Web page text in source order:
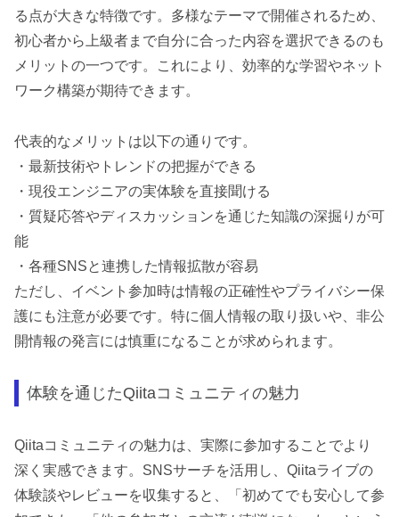
る点が大きな特徴です。多様なテーマで開催されるため、
初心者から上級者まで自分に合った内容を選択できるのも
メリットの一つです。これにより、効率的な学習やネット
ワーク構築が期待できます。
代表的なメリットは以下の通りです。
・最新技術やトレンドの把握ができる
・現役エンジニアの実体験を直接聞ける
・質疑応答やディスカッションを通じた知識の深掘りが可
能
・各種SNSと連携した情報拡散が容易
ただし、イベント参加時は情報の正確性やプライバシー保
護にも注意が必要です。特に個人情報の取り扱いや、非公
開情報の発言には慎重になることが求められます。
体験を通じたQiitaコミュニティの魅力
Qiitaコミュニティの魅力は、実際に参加することでより
深く実感できます。SNSサーチを活用し、Qiitaライブの
体験談やレビューを収集すると、「初めてでも安心して参